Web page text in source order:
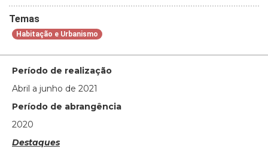
Temas
Habitação e Urbanismo
Período de realização
Abril a junho de 2021
Período de abrangência
2020
Destaques